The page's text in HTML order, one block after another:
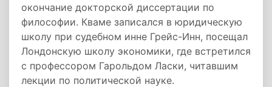
окончание докторской диссертации по
философии. Кваме записался в юридическую
школу при судебном инне Грейс-Инн, посещал
Лондонскую школу экономики, где встретился
с профессором Гарольдом Ласки, читавшим
лекции по политической науке.